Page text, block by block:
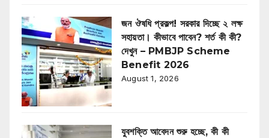
জন ঔষধি প্রকল্প! সরকার দিচ্ছে ২ লক্ষ
সহায়তা। কীভাবে পাবেন? শর্ত কী কী?
দেখুন – PMBJP Scheme
Benefit 2026
August 1, 2026
যুবশক্তি আবেদন শুরু হচ্ছে, কী কী